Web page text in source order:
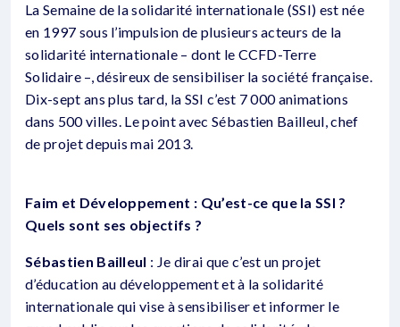
La Semaine de la solidarité internationale (SSI) est née
en 1997 sous l’impulsion de plusieurs acteurs de la
solidarité internationale – dont le CCFD-Terre
Solidaire –, désireux de sensibiliser la société française.
Dix-sept ans plus tard, la SSI c’est 7 000 animations
dans 500 villes. Le point avec Sébastien Bailleul, chef
de projet depuis mai 2013.
Faim et Développement : Qu’est-ce que la SSI ?
Quels sont ses objectifs ?
Sébastien Bailleul : Je dirai que c’est un projet
d’éducation au développement et à la solidarité
internationale qui vise à sensibiliser et informer le